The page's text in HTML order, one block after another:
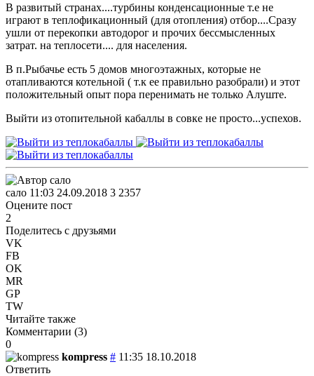
В развитый странах....турбины конденсационные т.е не
играют в теплофикационный (для отопления) отбор....Сразу
ушли от перекопки автодорог и прочих бессмысленных
затрат. на теплосети.... для населения.
В п.Рыбачье есть 5 домов многоэтажных, которые не
отапливаются котельной ( т.к ее правильно разобрали) и этот
положительный опыт пора перенимать не только Алуште.
Выйти из отопительной кабаллы в совке не просто...успехов.
сало 11:03 24.09.2018 3 2357
Оцените пост
2
Поделитесь с друзьями
VK
FB
OK
MR
GP
TW
Читайте также
Комментарии (3)
0
kompress # 11:35 18.10.2018
Ответить